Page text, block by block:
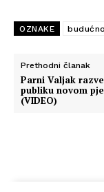
OZNAKE
Prethodni članak
Parni Valjak
publiku novom
(VIDEO)